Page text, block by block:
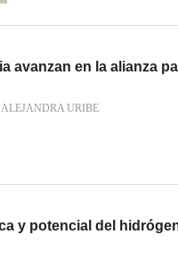
avanzan en la alianza
URIBE
y potencial del